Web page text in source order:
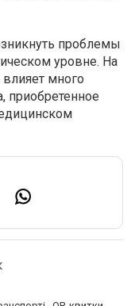
проблемы
уровне. На
много
приобретенное